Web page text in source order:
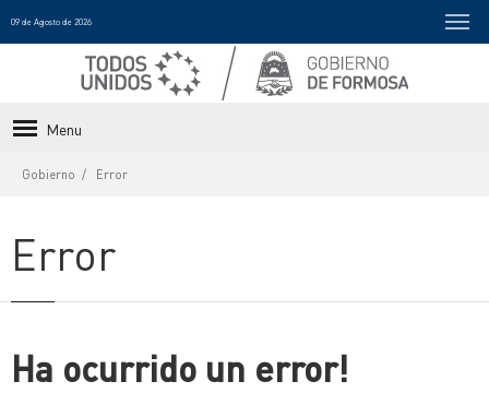
09 de Agosto de 2026
Menu
Gobierno Error
Error
Ha ocurrido un error!